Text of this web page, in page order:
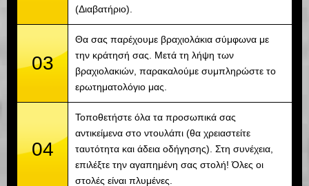
(Διαβατήριο).
03
Θα σας παρέχουμε βραχιολάκια σύμφωνα με
την κράτησή σας. Μετά τη λήψη των
βραχιολακιών, παρακαλούμε συμπληρώστε το
ερωτηματολόγιο μας.
04
Τοποθετήστε όλα τα προσωπικά σας
αντικείμενα στο ντουλάπι (θα χρειαστείτε
ταυτότητα και άδεια οδήγησης). Στη συνέχεια,
επιλέξτε την αγαπημένη σας στολή! Όλες οι
στολές είναι πλυμένες.